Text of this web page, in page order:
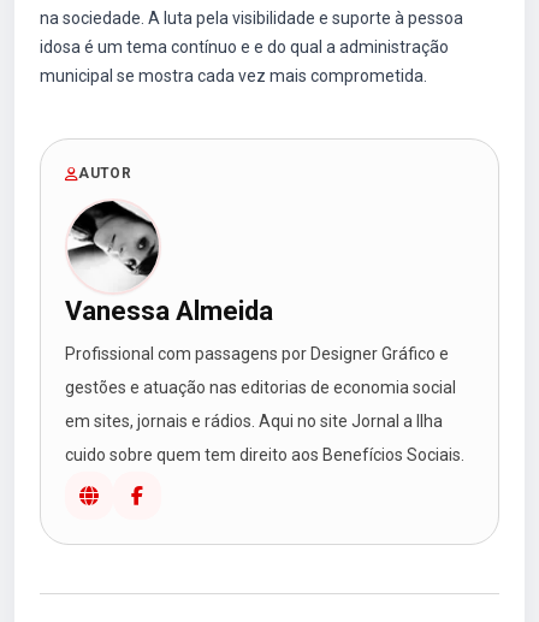
na sociedade. A luta pela visibilidade e suporte à pessoa
idosa é um tema contínuo e e do qual a administração
municipal se mostra cada vez mais comprometida.
AUTOR
Vanessa Almeida
Profissional com passagens por Designer Gráfico e
gestões e atuação nas editorias de economia social
em sites, jornais e rádios. Aqui no site Jornal a Ilha
cuido sobre quem tem direito aos Benefícios Sociais.